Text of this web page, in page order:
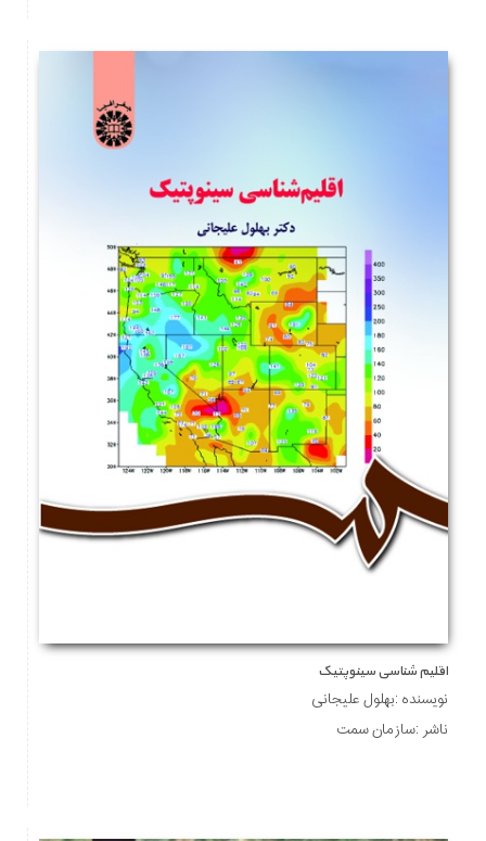
اقلیم شناسی سینوپتیک
نویسنده :بهلول علیجانی
ناشر :سازمان سمت